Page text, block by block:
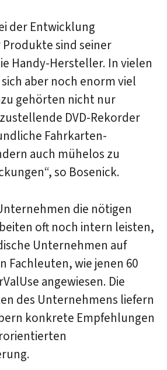
der Entwicklung
sind seiner
Handy-Hersteller. In vielen
aber noch enorm viel
gehörten nicht nur
DVD-Rekorder
Fahrkarten-
auch mühelos zu
so Bosenick.
die nötigen
oft noch intern leisten,
Unternehmen auf
Fachleuten, wie jenen 60
angewiesen. Die
des Unternehmens liefern
konkrete Empfehlungen